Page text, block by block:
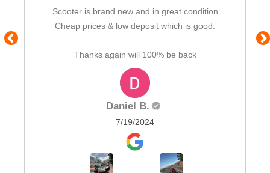
Scooter is brand new and in great condition
Cheap prices & low deposit which is good.
Thanks again will 100% be back
Daniel B.
7/19/2024